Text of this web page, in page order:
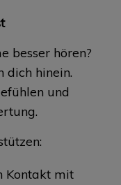
besser hören?
dich hinein.
und
Kontakt mit